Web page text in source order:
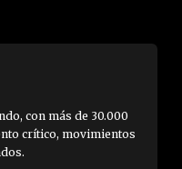
con más de 30.000
crítico, movimientos